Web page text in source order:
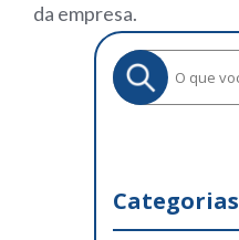
da empresa.
Categorias